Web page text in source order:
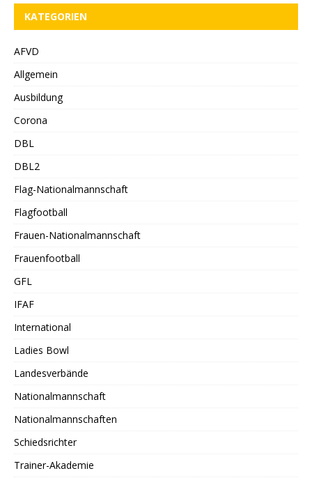
KATEGORIEN
AFVD
Allgemein
Ausbildung
Corona
DBL
DBL2
Flag-Nationalmannschaft
Flagfootball
Frauen-Nationalmannschaft
Frauenfootball
GFL
IFAF
International
Ladies Bowl
Landesverbände
Nationalmannschaft
Nationalmannschaften
Schiedsrichter
Trainer-Akademie